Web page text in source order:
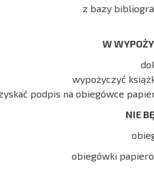
z bazy
W
wypożyczyć
podpis na obiegówce
NIE
obiegówki